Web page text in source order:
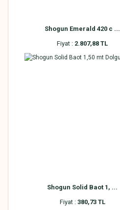
Shogun Emerald 420 c ...
Fiyat : 2.807,88 TL
Shogun Solid Baot 1, ...
Fiyat : 380,73 TL